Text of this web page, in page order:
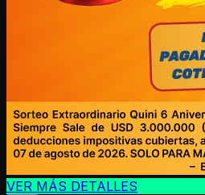
VER MÁS DETALLES